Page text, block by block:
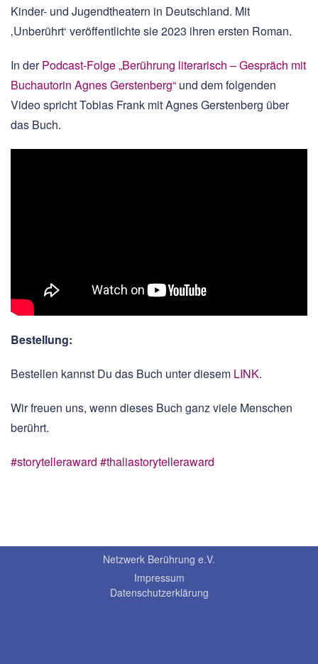
Kinder- und Jugendtheatern in Deutschland. Mit
‚Unberührt‘ veröffentlichte sie 2023 ihren ersten Roman.
In derPodcast-Folge „Berührung literarisch – Gespräch mit
Buchautorin Agnes Gerstenberg“ und dem folgenden
Video spricht Tobias Frank mit Agnes Gerstenberg über
das Buch.
Bestellung:
Bestellen kannst Du das Buch unter diesem LINK.
Wir freuen uns, wenn dieses Buch ganz viele Menschen
berührt.
#storytelleraward #thaliastorytelleraward
Netzwerk Berührung e.V.
Impressum
Datenschutzerklärung